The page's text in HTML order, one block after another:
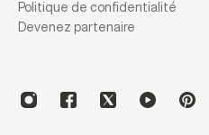
Politique de confidentialité
Devenez partenaire